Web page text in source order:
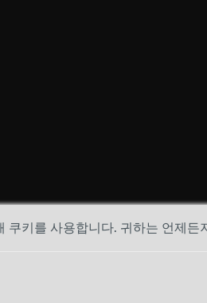
키를 사용합니다. 귀하는 언제